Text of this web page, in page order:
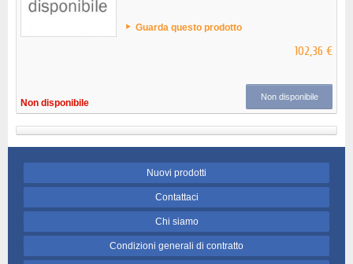
Guarda questo prodotto
102,36 €
Non disponibile
Non disponibile
Nuovi prodotti
Contattaci
Chi siamo
Condizioni generali di contratto